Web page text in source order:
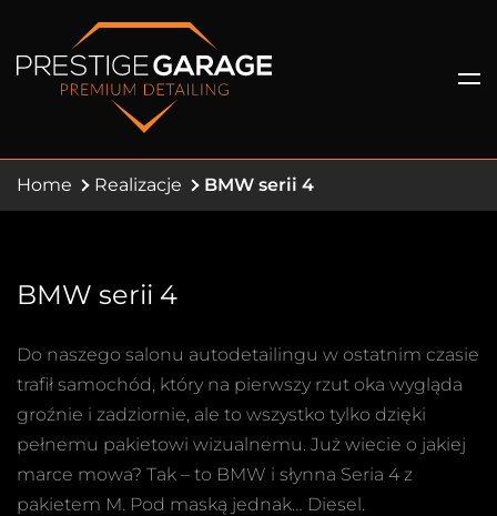
Home Realizacje BMW serii 4
BMW serii 4
Do naszego salonu autodetailingu w ostatnim czasie
trafił samochód, który na pierwszy rzut oka wygląda
groźnie i zadziornie, ale to wszystko tylko dzięki
pełnemu pakietowi wizualnemu. Już wiecie o jakiej
marce mowa? Tak – to BMW i słynna Seria 4 z
pakietem M. Pod maską jednak… Diesel.